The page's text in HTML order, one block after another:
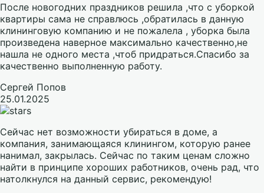
После новогодних праздников решила ,что с уборкой
квартиры сама не справлюсь ,обратилась в данную
клининговую компанию и не пожалела , уборка была
произведена наверное максимально качественно,не
нашла не одного места ,чтоб придраться.Спасибо за
качественно выполненную работу.
Сергей Попов
25.01.2025
Сейчас нет возможности убираться в доме, а
компания, занимающаяся клинингом, которую ранее
нанимал, закрылась. Сейчас по таким ценам сложно
найти в принципе хороших работников, очень рад, что
натолкнулся на данный сервис, рекомендую!